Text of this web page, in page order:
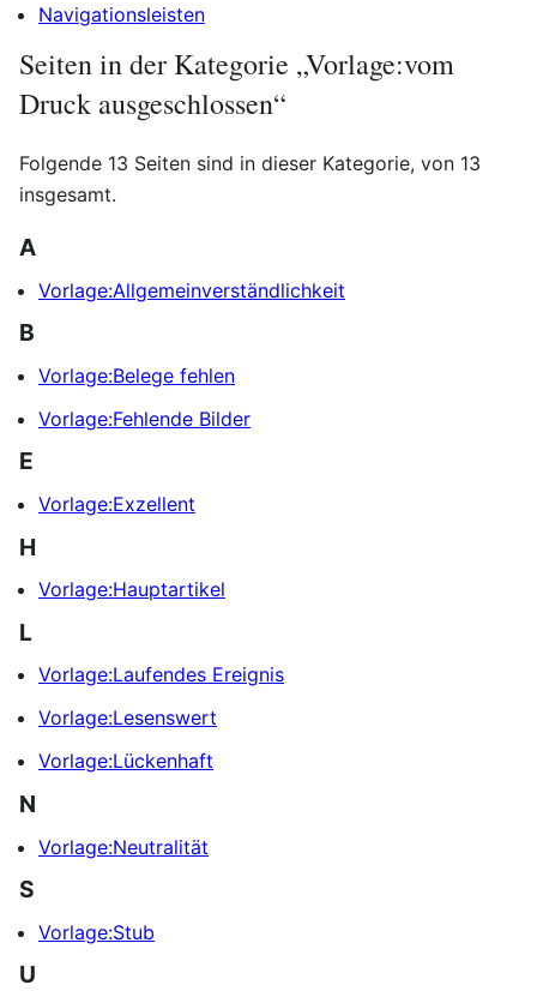
Navigationsleisten
Seiten in der Kategorie „Vorlage:vom
Druck ausgeschlossen“
Folgende 13 Seiten sind in dieser Kategorie, von 13
insgesamt.
A
Vorlage:Allgemeinverständlichkeit
B
Vorlage:Belege fehlen
Vorlage:Fehlende Bilder
E
Vorlage:Exzellent
H
Vorlage:Hauptartikel
L
Vorlage:Laufendes Ereignis
Vorlage:Lesenswert
Vorlage:Lückenhaft
N
Vorlage:Neutralität
S
Vorlage:Stub
U